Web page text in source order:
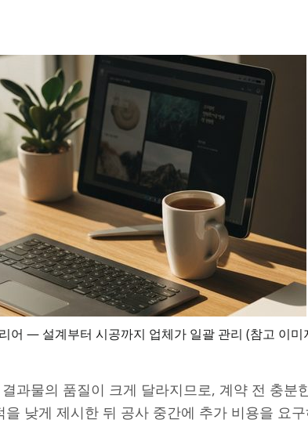
어 — 설계부터 시공까지 업체가 일괄 관리 (참고 이미
과물의 품질이 크게 달라지므로, 계약 전 충분
낮게 제시한 뒤 공사 중간에 추가 비용을 요